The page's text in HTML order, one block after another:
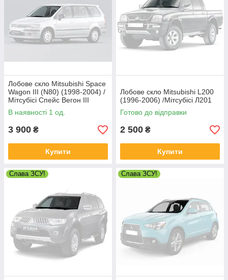
Лобове скло Mitsubishi Space
Wagon III (N80) (1998-2004) /
Мітсубісі Спейс Вегон III
(Н80)
В наявності 1 од.
3 900 ₴
Купити
Лобове скло Mitsubishi L200
(1996-2006) /Мітсубісі Л201
Готово до відправки
2 500 ₴
Купити
Слава ЗСУ! Слава ЗСУ!